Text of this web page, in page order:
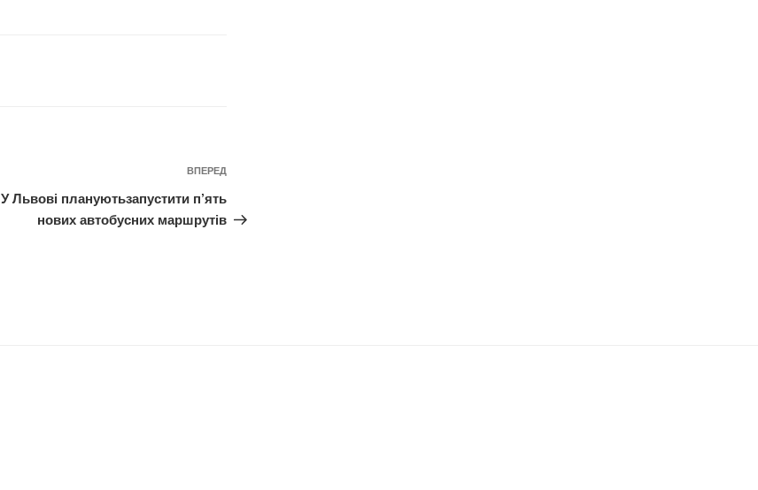
Наступний
ВПЕРЕД
У Львові плануютьзапустити п’ять
нових автобусних маршрутів